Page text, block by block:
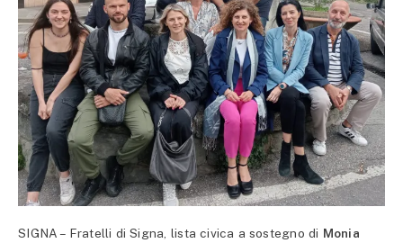
SIGNA – Fratelli di Signa, lista civica a sostegno di Monia